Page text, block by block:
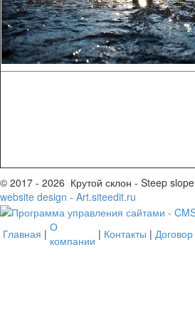
© 2017 - 2026 Крутой склон - Steep slope
website design - Art.siteedit.ru
Главная | О
компании | Контакты | Договор